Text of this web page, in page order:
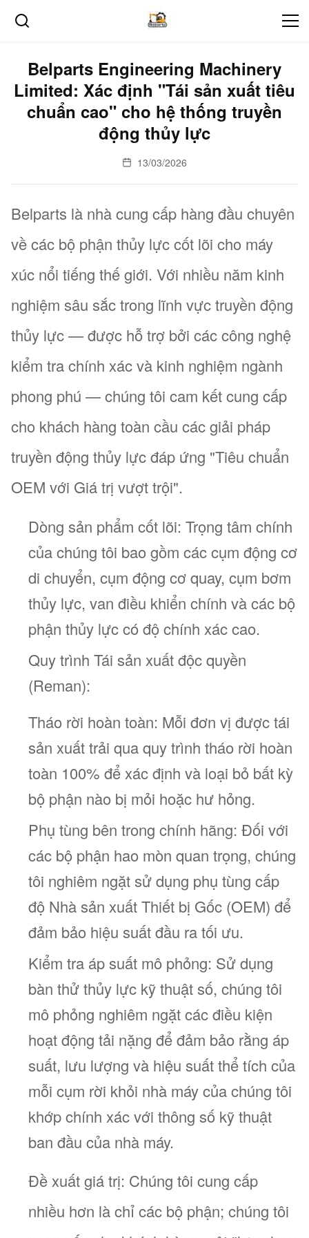
Belparts Engineering Machinery
Limited: Xác định "Tái sản xuất tiêu
chuẩn cao" cho hệ thống truyền
động thủy lực
13/03/2026
Belparts là nhà cung cấp hàng đầu chuyên
về các bộ phận thủy lực cốt lõi cho máy
xúc nổi tiếng thế giới. Với nhiều năm kinh
nghiệm sâu sắc trong lĩnh vực truyền động
thủy lực — được hỗ trợ bởi các công nghệ
kiểm tra chính xác và kinh nghiệm ngành
phong phú — chúng tôi cam kết cung cấp
cho khách hàng toàn cầu các giải pháp
truyền động thủy lực đáp ứng "Tiêu chuẩn
OEM với Giá trị vượt trội".
Dòng sản phẩm cốt lõi: Trọng tâm chính
của chúng tôi bao gồm các cụm động cơ
di chuyển, cụm động cơ quay, cụm bơm
thủy lực, van điều khiển chính và các bộ
phận thủy lực có độ chính xác cao.
Quy trình Tái sản xuất độc quyền
(Reman):
Tháo rời hoàn toàn: Mỗi đơn vị được tái
sản xuất trải qua quy trình tháo rời hoàn
toàn 100% để xác định và loại bỏ bất kỳ
bộ phận nào bị mỏi hoặc hư hỏng.
Phụ tùng bên trong chính hãng: Đối với
các bộ phận hao mòn quan trọng, chúng
tôi nghiêm ngặt sử dụng phụ tùng cấp
độ Nhà sản xuất Thiết bị Gốc (OEM) để
đảm bảo hiệu suất đầu ra tối ưu.
Kiểm tra áp suất mô phỏng: Sử dụng
bàn thử thủy lực kỹ thuật số, chúng tôi
mô phỏng nghiêm ngặt các điều kiện
hoạt động tải nặng để đảm bảo rằng áp
suất, lưu lượng và hiệu suất thể tích của
mỗi cụm rời khỏi nhà máy của chúng tôi
khớp chính xác với thông số kỹ thuật
ban đầu của nhà máy.
Đề xuất giá trị: Chúng tôi cung cấp
nhiều hơn là chỉ các bộ phận; chúng tôi